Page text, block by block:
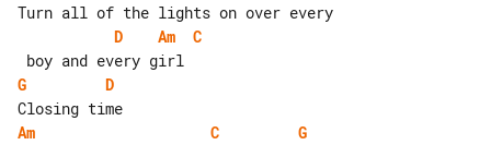
D
Am
C
G
D
Am
C
G